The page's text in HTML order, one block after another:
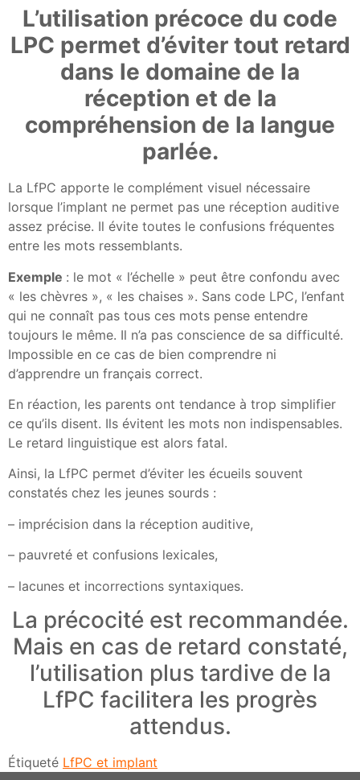
L’utilisation précoce du code
LPC permet d’éviter tout retard
dans le domaine de la
réception et de la
compréhension de la langue
parlée.
La LfPC apporte le complément visuel nécessaire
lorsque l’implant ne permet pas une réception auditive
assez précise. Il évite toutes le confusions fréquentes
entre les mots ressemblants.
Exemple : le mot « l’échelle » peut être confondu avec
« les chèvres », « les chaises ». Sans code LPC, l’enfant
qui ne connaît pas tous ces mots pense entendre
toujours le même. Il n’a pas conscience de sa difficulté.
Impossible en ce cas de bien comprendre ni
d’apprendre un français correct.
En réaction, les parents ont tendance à trop simplifier
ce qu’ils disent. Ils évitent les mots non indispensables.
Le retard linguistique est alors fatal.
Ainsi, la LfPC permet d’éviter les écueils souvent
constatés chez les jeunes sourds :
– imprécision dans la réception auditive,
– pauvreté et confusions lexicales,
– lacunes et incorrections syntaxiques.
La précocité est recommandée.
Mais en cas de retard constaté,
l’utilisation plus tardive de la
LfPC facilitera les progrès
attendus.
Étiqueté LfPC et implant